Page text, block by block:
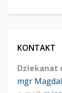
KONTAKT
Dziekanat
mgr